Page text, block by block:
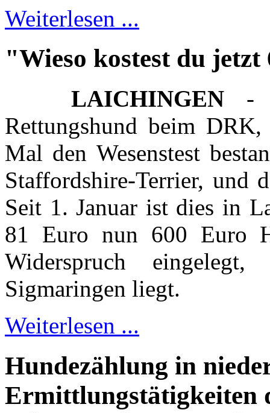
Weiterlesen ...
"Wieso kostest du
LAICHINGEN -
Rettungshund beim
Mal den Wesenstest
Staffordshire-Terrier, und
Seit 1. Januar ist dies in
81 Euro nun 600 Euro
Widerspruch
Sigmaringen liegt.
Weiterlesen ...
Hundezählung in
Ermittlungstätigkeiten